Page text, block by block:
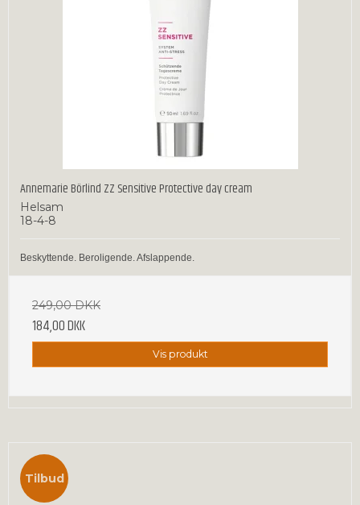
Annemarie Börlind ZZ Sensitive Protective day cream
Helsam
18-4-8
Beskyttende. Beroligende. Afslappende.
249,00 DKK
184,00 DKK
Vis produkt
Tilbud